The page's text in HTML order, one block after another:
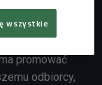
jeszcze na
i bardziej
Program 4
promować
odbiorcy,
wszystkie